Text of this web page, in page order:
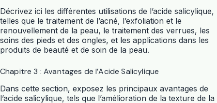
Décrivez ici les différentes utilisations de l’acide salicylique,
telles que le traitement de l’acné, l’exfoliation et le
renouvellement de la peau, le traitement des verrues, les
soins des pieds et des ongles, et les applications dans les
produits de beauté et de soin de la peau.
Chapitre 3 : Avantages de l’Acide Salicylique
Dans cette section, exposez les principaux avantages de
l’acide salicylique, tels que l’amélioration de la texture de la